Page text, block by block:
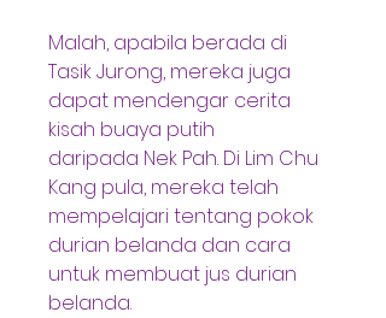
Malah, apabila berada di
Tasik Jurong, mereka juga
dapat mendengar cerita
kisah buaya putih
daripada Nek Pah. Di Lim Chu
Kang pula, mereka telah
mempelajari tentang pokok
durian belanda dan cara
untuk membuat jus durian
belanda.